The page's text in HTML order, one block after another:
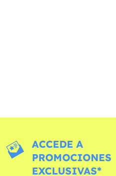
ACCEDE A
PROMOCIONES
EXCLUSIVAS*